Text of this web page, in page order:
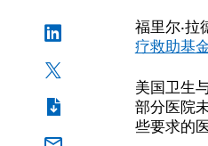
福里尔·拉
疗救助基
美国卫生
部分医院
些要求的